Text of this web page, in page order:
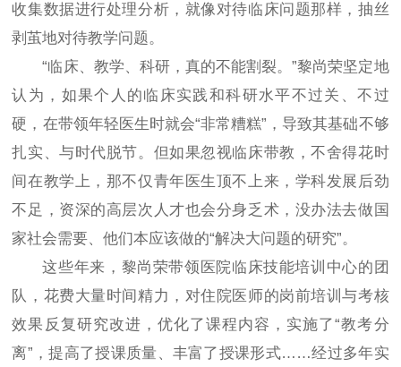
收集数据进行处理分析，就像对待临床问题那样，抽丝
剥茧地对待教学问题。
“临床、教学、科研，真的不能割裂。”黎尚荣坚定地
认为，如果个人的临床实践和科研水平不过关、不过
硬，在带领年轻医生时就会“非常糟糕”，导致其基础不够
扎实、与时代脱节。但如果忽视临床带教，不舍得花时
间在教学上，那不仅青年医生顶不上来，学科发展后劲
不足，资深的高层次人才也会分身乏术，没办法去做国
家社会需要、他们本应该做的“解决大问题的研究”。
这些年来，黎尚荣带领医院临床技能培训中心的团
队，花费大量时间精力，对住院医师的岗前培训与考核
效果反复研究改进，优化了课程内容，实施了“教考分
离”，提高了授课质量、丰富了授课形式……经过多年实